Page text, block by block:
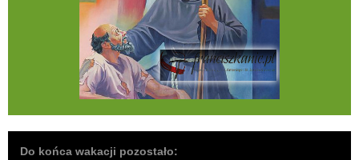
Do końca wakacji pozostało: